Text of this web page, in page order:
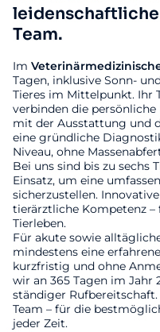
Team.
Im
Tagen, inklusive Sonn-
Tieres im Mittelpunkt. Ihr
verbinden die
mit der Ausstattung und
eine gründliche
Niveau, ohne
Bei uns sind bis zu sechs
Einsatz, um eine
sicherzustellen.
tierärztliche Kompetenz
Tierleben.
Für akute sowie
mindestens eine
kurzfristig und ohne
wir an 365 Tagen im Jahr
ständiger
Team – für die
jeder Zeit.